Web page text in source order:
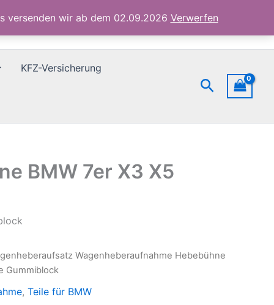
versenden wir ab dem 02.09.2026 Verwerfen
KFZ-Versicherung
Suchen
BMW 7er X3 X5
Wagenheberaufnahme Hebebühne
Gummiblock
, Teile für BMW
X5
Aufnahme
Gummiblock
Menge